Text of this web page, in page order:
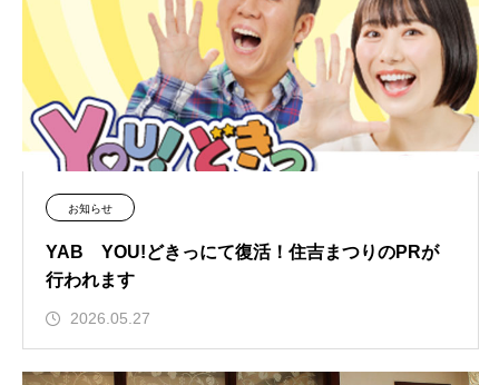
お知らせ
YAB YOU!どきっにて復活！住吉まつりのPRが
行われます
2026.05.27